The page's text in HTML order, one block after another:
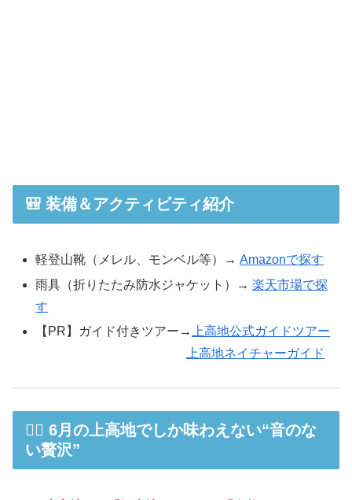
🎒 装備＆アクティビティ紹介
軽登山靴（メレル、モンベル等）→Amazonで探す
雨具（折りたたみ防水ジャケット）→楽天市場で探
す
【PR】ガイド付きツアー→
上高地公式ガイドツアー
上高地ネイチャーガイド
🧘‍♀️ 6月の上高地でしか味わえない“音のな
い贅沢”